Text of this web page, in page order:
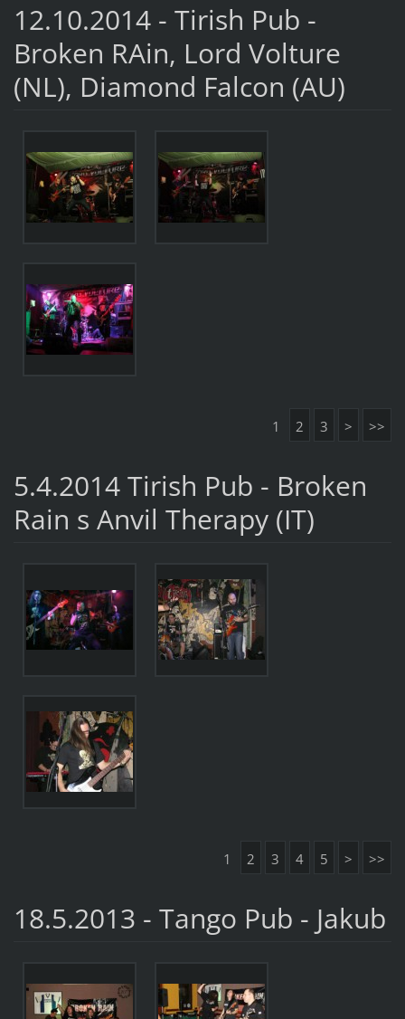
12.10.2014 - Tirish Pub -
Broken RAin, Lord Volture
(NL), Diamond Falcon (AU)
1 2 3 > >>
5.4.2014 Tirish Pub - Broken
Rain s Anvil Therapy (IT)
1 2 3 4 5 > >>
18.5.2013 - Tango Pub - Jakub